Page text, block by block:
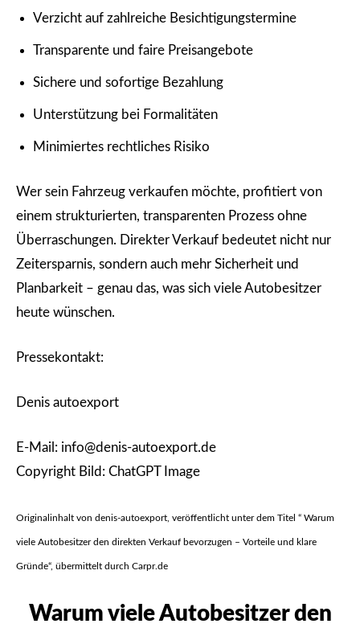
Verzicht auf zahlreiche Besichtigungstermine
Transparente und faire Preisangebote
Sichere und sofortige Bezahlung
Unterstützung bei Formalitäten
Minimiertes rechtliches Risiko
Wer sein Fahrzeug verkaufen möchte, profitiert von
einem strukturierten, transparenten Prozess ohne
Überraschungen. Direkter Verkauf bedeutet nicht nur
Zeitersparnis, sondern auch mehr Sicherheit und
Planbarkeit – genau das, was sich viele Autobesitzer
heute wünschen.
Pressekontakt:
Denis autoexport
E-Mail: info@denis-autoexport.de
Copyright Bild: ChatGPT Image
Originalinhalt von denis-autoexport, veröffentlicht unter dem Titel “ Warum
viele Autobesitzer den direkten Verkauf bevorzugen – Vorteile und klare
Gründe“, übermittelt durch Carpr.de
Warum viele Autobesitzer den